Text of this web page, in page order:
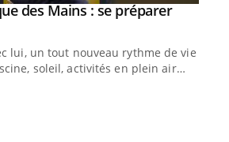
des Mains : se préparer
lui, un tout nouveau rythme de vie !
soleil, activités en plein air…